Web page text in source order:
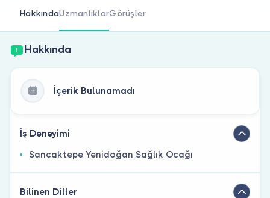
HakkındaUzmanlıklarGörüşler
Hakkında
İçerik Bulunamadı
İş Deneyimi
Sancaktepe Yenidoğan Sağlık Ocağı
Bilinen Diller